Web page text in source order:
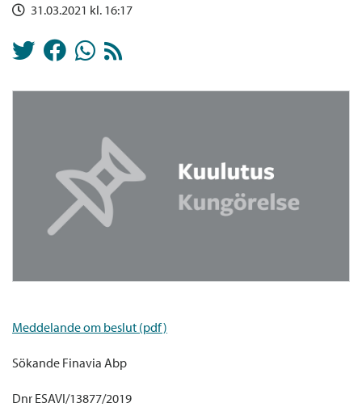
31.03.2021 kl. 16:17
Meddelande om beslut (pdf)
Sökande Finavia Abp
Dnr ESAVI/13877/2019